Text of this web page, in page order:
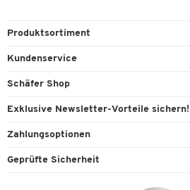
Produktsortiment
Büroausstattung
Reinigung & Hygiene
Technik
Kundenservice
Direktbestellung
Lieferinformationen
Rufnummernüberblick
Schäfer Shop
AGB
Cookie-Einstellungen
Exklusive Newsletter-Vorteile sichern!
Willkommensgeschenk
Zahlungsoptionen
Paypal
Geprüfte Sicherheit